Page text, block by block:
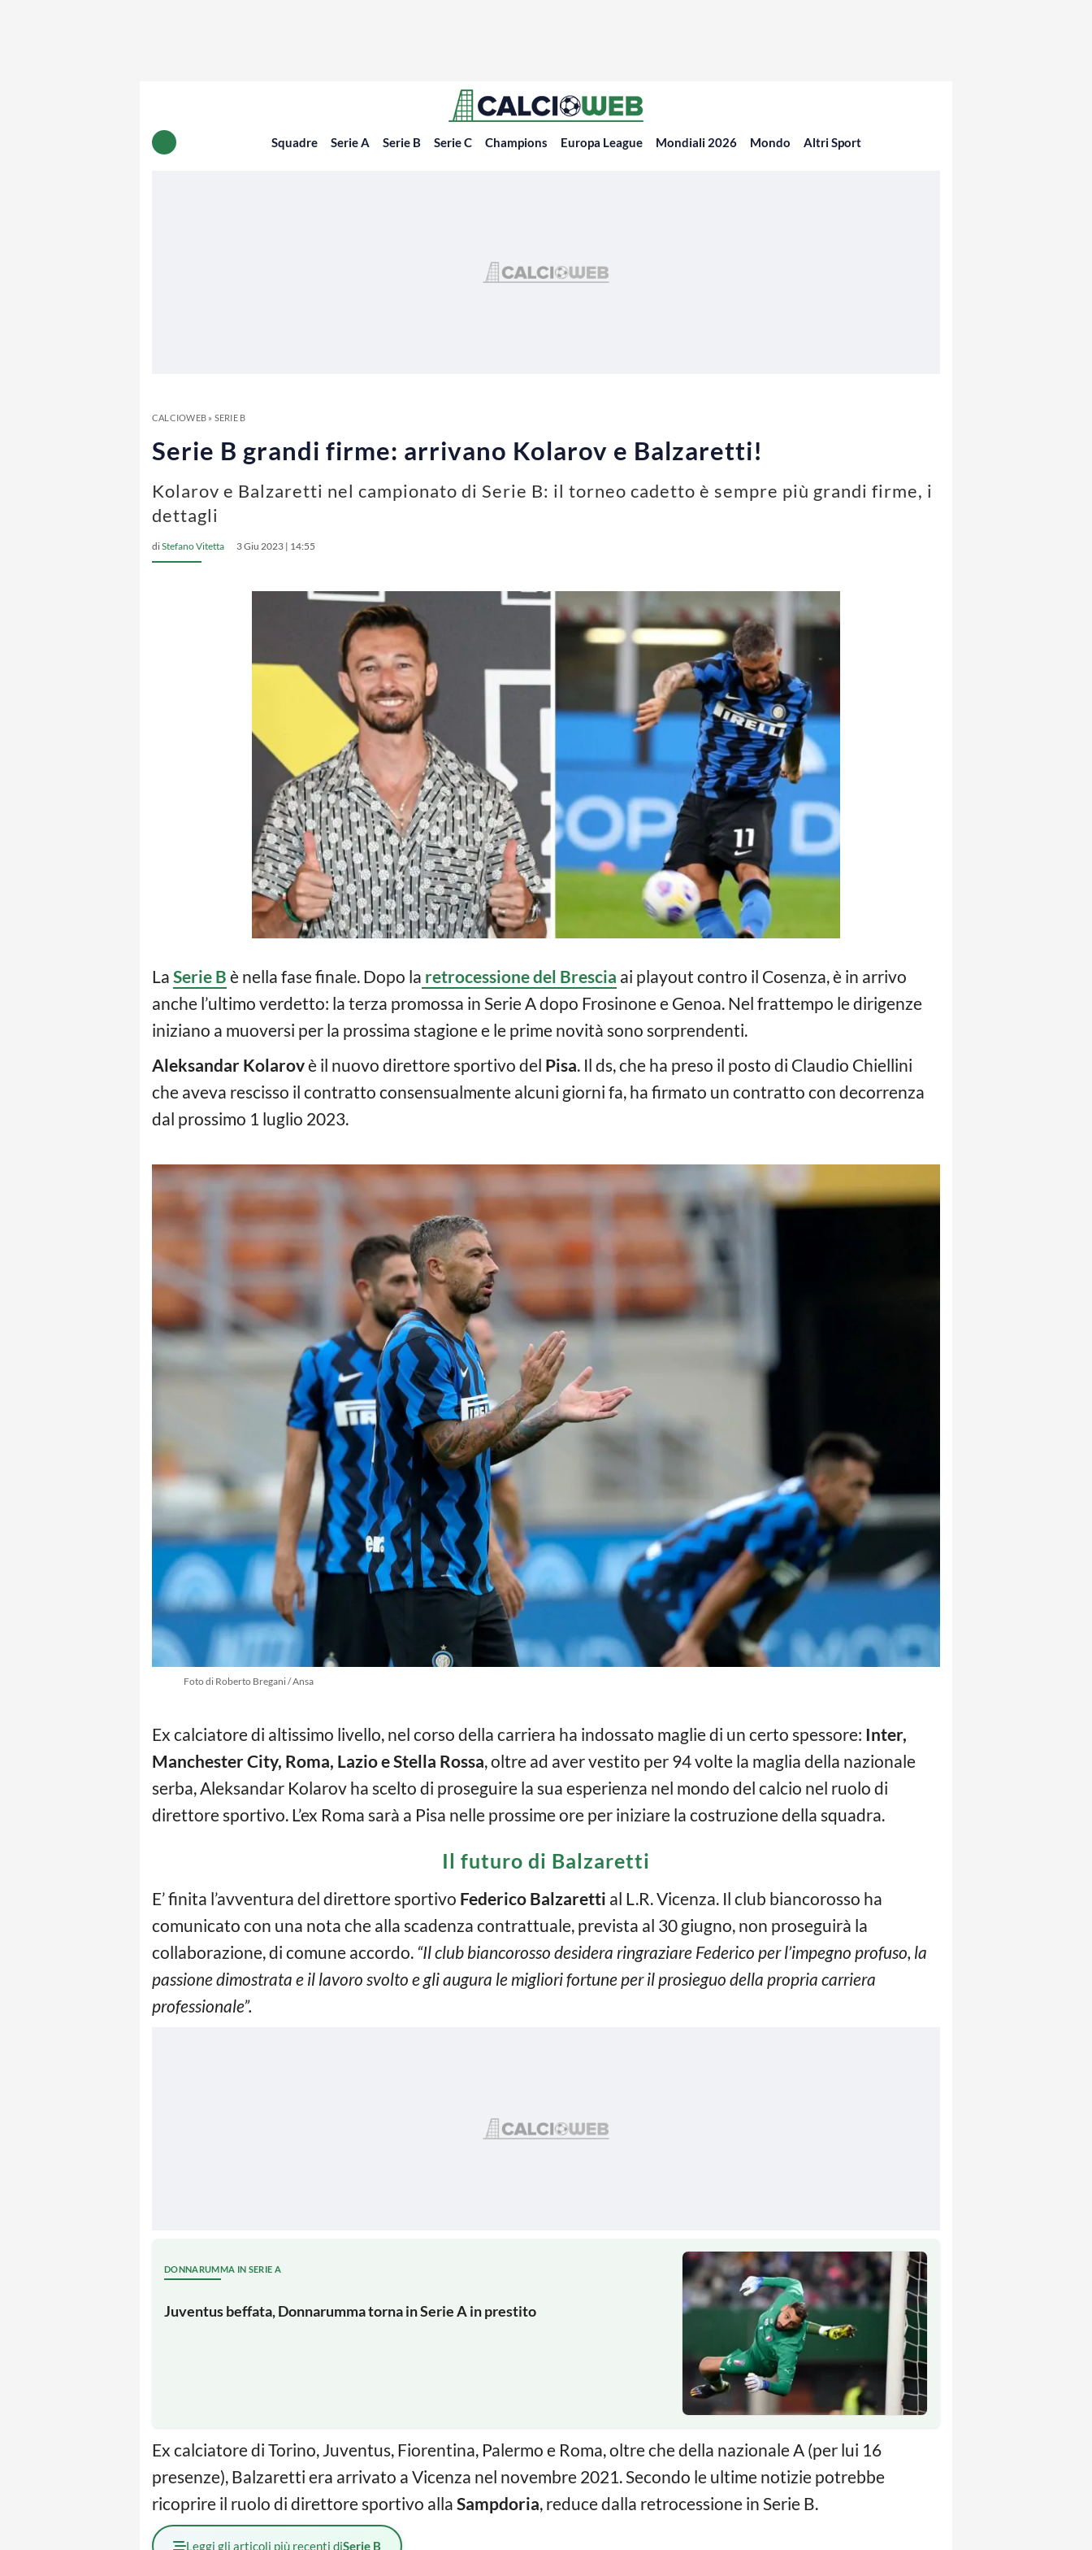
Squadre Serie A Serie B Serie C Champions Europa League Mondiali 2026 Mondo Altri Sport
CALCIOWEB» SERIE B
Serie B grandi firme: arrivano Kolarov e Balzaretti!
Kolarov e Balzaretti nel campionato di Serie B: il torneo cadetto è sempre più grandi firme, i
dettagli
diStefano Vitetta 3 Giu 2023 | 14:55
La Serie B è nella fase finale. Dopo la retrocessione del Brescia ai playout contro il Cosenza, è in arrivo
anche l’ultimo verdetto: la terza promossa in Serie A dopo Frosinone e Genoa. Nel frattempo le dirigenze
iniziano a muoversi per la prossima stagione e le prime novità sono sorprendenti.
Aleksandar Kolarovè il nuovo direttore sportivo del Pisa. Il ds, che ha preso il posto di Claudio Chiellini
che aveva rescisso il contratto consensualmente alcuni giorni fa, ha firmato un contratto con decorrenza
dal prossimo 1 luglio 2023.
Foto di Roberto Bregani / Ansa
Ex calciatore di altissimo livello, nel corso della carriera ha indossato maglie di un certo spessore: Inter,
Manchester City, Roma, Lazio e Stella Rossa, oltre ad aver vestito per 94 volte la maglia della nazionale
serba, Aleksandar Kolarov ha scelto di proseguire la sua esperienza nel mondo del calcio nel ruolo di
direttore sportivo. L’ex Roma sarà a Pisa nelle prossime ore per iniziare la costruzione della squadra.
Il futuro di Balzaretti
E’ finita l’avventura del direttore sportivo Federico Balzaretti al L.R. Vicenza. Il club biancorosso ha
comunicato con una nota che alla scadenza contrattuale, prevista al 30 giugno, non proseguirà la
collaborazione, di comune accordo. “Il club biancorosso desidera ringraziare Federico per l’impegno profuso, la
passione dimostrata e il lavoro svolto e gli augura le migliori fortune per il prosieguo della propria carriera
professionale”.
DONNARUMMA IN SERIE A
Juventus beffata, Donnarumma torna in Serie A in prestito
Ex calciatore di Torino, Juventus, Fiorentina, Palermo e Roma, oltre che della nazionale A (per lui 16
presenze), Balzaretti era arrivato a Vicenza nel novembre 2021. Secondo le ultime notizie potrebbe
ricoprire il ruolo di direttore sportivo alla Sampdoria, reduce dalla retrocessione in Serie B.
Leggi gli articoli più recenti diSerie B